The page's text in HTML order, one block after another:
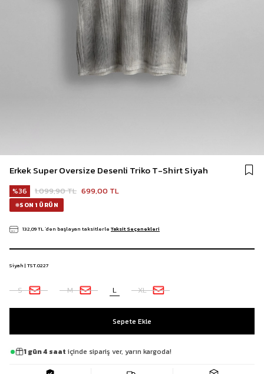
Erkek Super Oversize Desenli Triko T-Shirt Siyah
36 1.099,90 TL 699,00 TL
SON 1 ÜRÜN
132,09 TL`den başlayan taksitlerle Taksit Seçenekleri
Siyah | TST.0227
S M L XL
1 gün 4 saat içinde sipariş ver, yarın kargoda!